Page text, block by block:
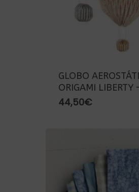
GLOBO
ORIGAMI LIBERTY
44,50€